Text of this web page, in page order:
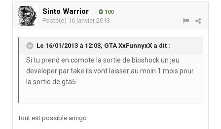
Sinto Warrior 100
Posté(e) 16 janvier 2013
Le 16/01/2013 à 12:03, GTA XxFunnyxX a dit :
Si tu prend en comote la sortie de bioshock un jeu
developer par take ils vont laisser au moin 1 mois pour
la sortie de gta5
Tout est possible amigo